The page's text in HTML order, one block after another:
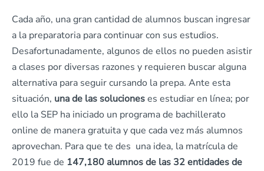
Cada año, una gran cantidad de alumnos buscan ingresar
a la preparatoria para continuar con sus estudios.
Desafortunadamente, algunos de ellos no pueden asistir
a clases por diversas razones y requieren buscar alguna
alternativa para seguir cursando la prepa. Ante esta
situación, una de las solucioneses estudiar en línea; por
ello la SEP ha iniciado un programa de bachillerato
online de manera gratuita y que cada vez más alumnos
aprovechan. Para que te des una idea, la matrícula de
2019 fue de 147,180 alumnos de las 32 entidades de